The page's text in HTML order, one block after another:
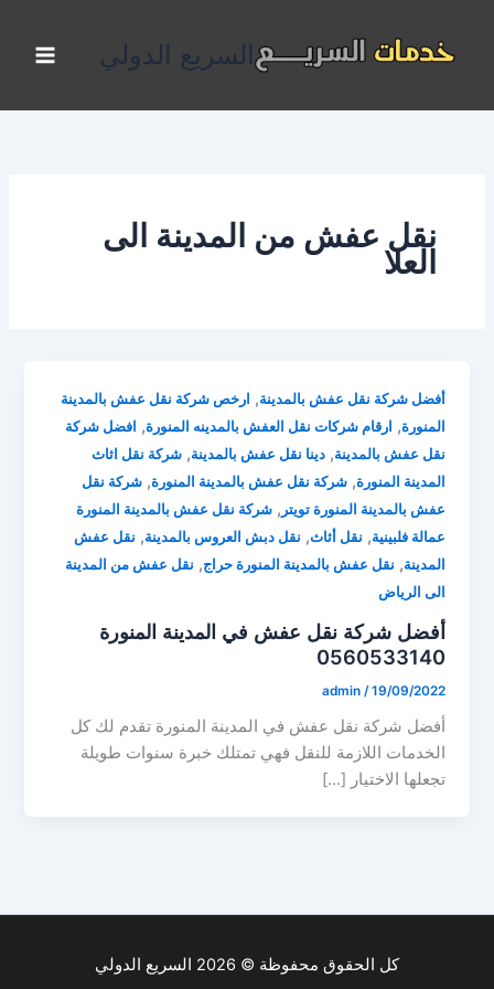
المحتوى
السريع الدولي
نقل عفش من المدينة الى
العلا
أفضل شركة نقل عفش بالمدينة, ارخص شركة نقل عفش بالمدينة
المنورة, ارقام شركات نقل العفش بالمدينه المنورة, افضل شركة
نقل عفش بالمدينة,دينا نقل عفش بالمدينة,شركة نقل اثاث
المدينة المنورة,شركة نقل عفش بالمدينة المنورة,شركة نقل
عفش بالمدينة المنورة تويتر ,شركة نقل عفش بالمدينة المنورة
عمالة فلبينية, نقل أثاث, نقل دبش العروس بالمدينة, نقل عفش
المدينة, نقل عفش بالمدينة المنورة حراج, نقل عفش من المدينة
الى الرياض
أفضل شركة نقل عفش في المدينة المنورة
0560533140
admin /19/09/2022
أفضل شركة نقل عفش في المدينة المنورة تقدم لك كل
الخدمات اللازمة للنقل فهي تمتلك خبرة سنوات طويلة
تجعلها الاختيار […]
كل الحقوق محفوظة © 2026 السريع الدولي